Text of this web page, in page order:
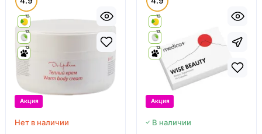
12
12
12
Акция
Нет в наличии
12
12
12
Акция
В наличии